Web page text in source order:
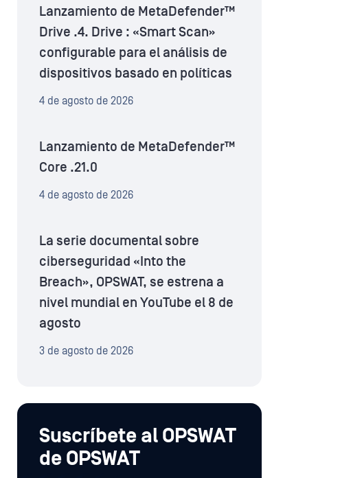
Lanzamiento de MetaDefender™
Drive .4. Drive : «Smart Scan»
configurable para el análisis de
dispositivos basado en políticas
4 de agosto de 2026
Lanzamiento de MetaDefender™
Core .21.0
4 de agosto de 2026
La serie documental sobre
ciberseguridad «Into the
Breach», OPSWAT, se estrena a
nivel mundial en YouTube el 8 de
agosto
3 de agosto de 2026
Suscríbete al OPSWAT
de OPSWAT